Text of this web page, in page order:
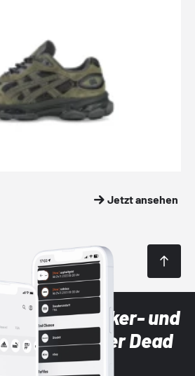
Jetzt ansehen
Sneaker- und
mit der Dead